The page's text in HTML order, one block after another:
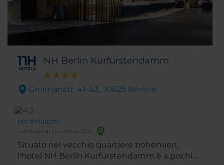
NH Berlin Kurfürstendamm
Grolmanstr. 41-43,. 10623 Berlino
recensioni
Certificato di Eccellenza 2025
Situato nel vecchio quartiere bohémien,
l'hotel NH Berlin Kurfürstendamm è a pochi